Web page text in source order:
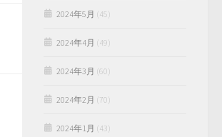
2024年5月 (45)
2024年4月 (49)
2024年3月 (60)
2024年2月 (70)
2024年1月 (43)